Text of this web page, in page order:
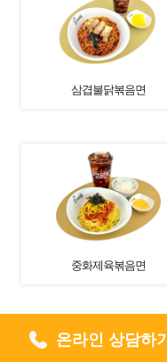
삼겹불닭볶음면
중화제육볶음면
온라인 상담하기